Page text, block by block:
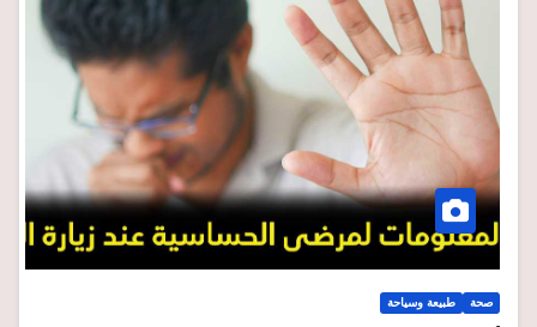
صحة طبيعة وسياحة